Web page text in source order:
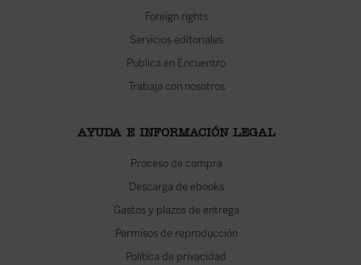
Foreign rights
Servicios editoriales
Publica en Encuentro
Trabaja con nosotros
AYUDA E INFORMACIÓN LEGAL
Proceso de compra
Descarga de ebooks
Gastos y plazos de entrega
Permisos de reproducción
Política de privacidad